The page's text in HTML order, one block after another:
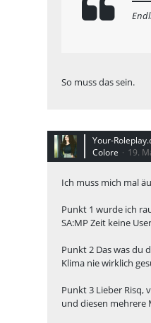
So muss das sein.
Your-
Colore
19.
Ich muss mich mal
Punkt 1 wurde ich
SA:MP Zeit keine
Punkt 2 Das was du
Klima nie wirklich
Punkt 3 Lieber Risq,
und diesen mehrere